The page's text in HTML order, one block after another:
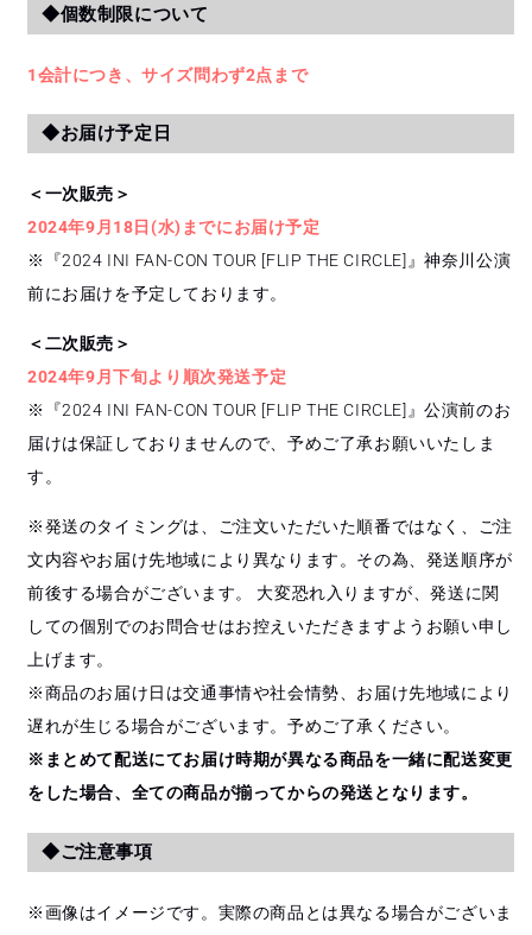
◆個数制限について
1会計につき、サイズ問わず2点まで
◆お届け予定日
＜一次販売＞
2024年9月18日(水)までにお届け予定
※『2024 INI FAN-CON TOUR [FLIP THE CIRCLE]』神奈川公演
前にお届けを予定しております。
＜二次販売＞
2024年9月下旬より順次発送予定
※『2024 INI FAN-CON TOUR [FLIP THE CIRCLE]』公演前のお
届けは保証しておりませんので、予めご了承お願いいたしま
す。
※発送のタイミングは、ご注文いただいた順番ではなく、ご注
文内容やお届け先地域により異なります。その為、発送順序が
前後する場合がございます。 大変恐れ入りますが、発送に関
しての個別でのお問合せはお控えいただきますようお願い申し
上げます。
※商品のお届け日は交通事情や社会情勢、お届け先地域により
遅れが生じる場合がございます。予めご了承ください。
※まとめて配送にてお届け時期が異なる商品を一緒に配送変更
をした場合、全ての商品が揃ってからの発送となります。
◆ご注意事項
※画像はイメージです。実際の商品とは異なる場合がございま